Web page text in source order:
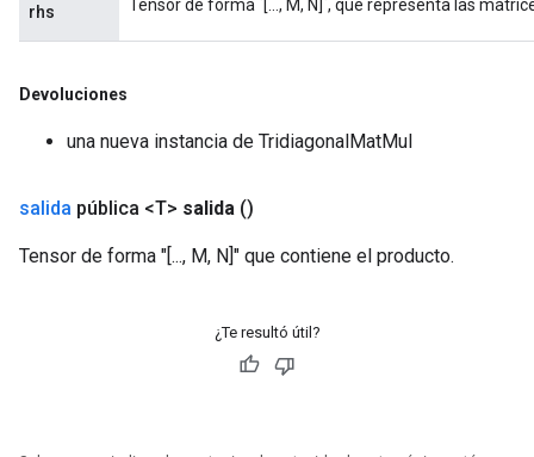
rhs Tensor de forma `[..., M, N]`, que representa las
Devoluciones
una nueva instancia de TridiagonalMatMul
salida pública <T> salida ()
Tensor de forma "[..., M, N]" que contiene el producto.
¿Te resultó útil?